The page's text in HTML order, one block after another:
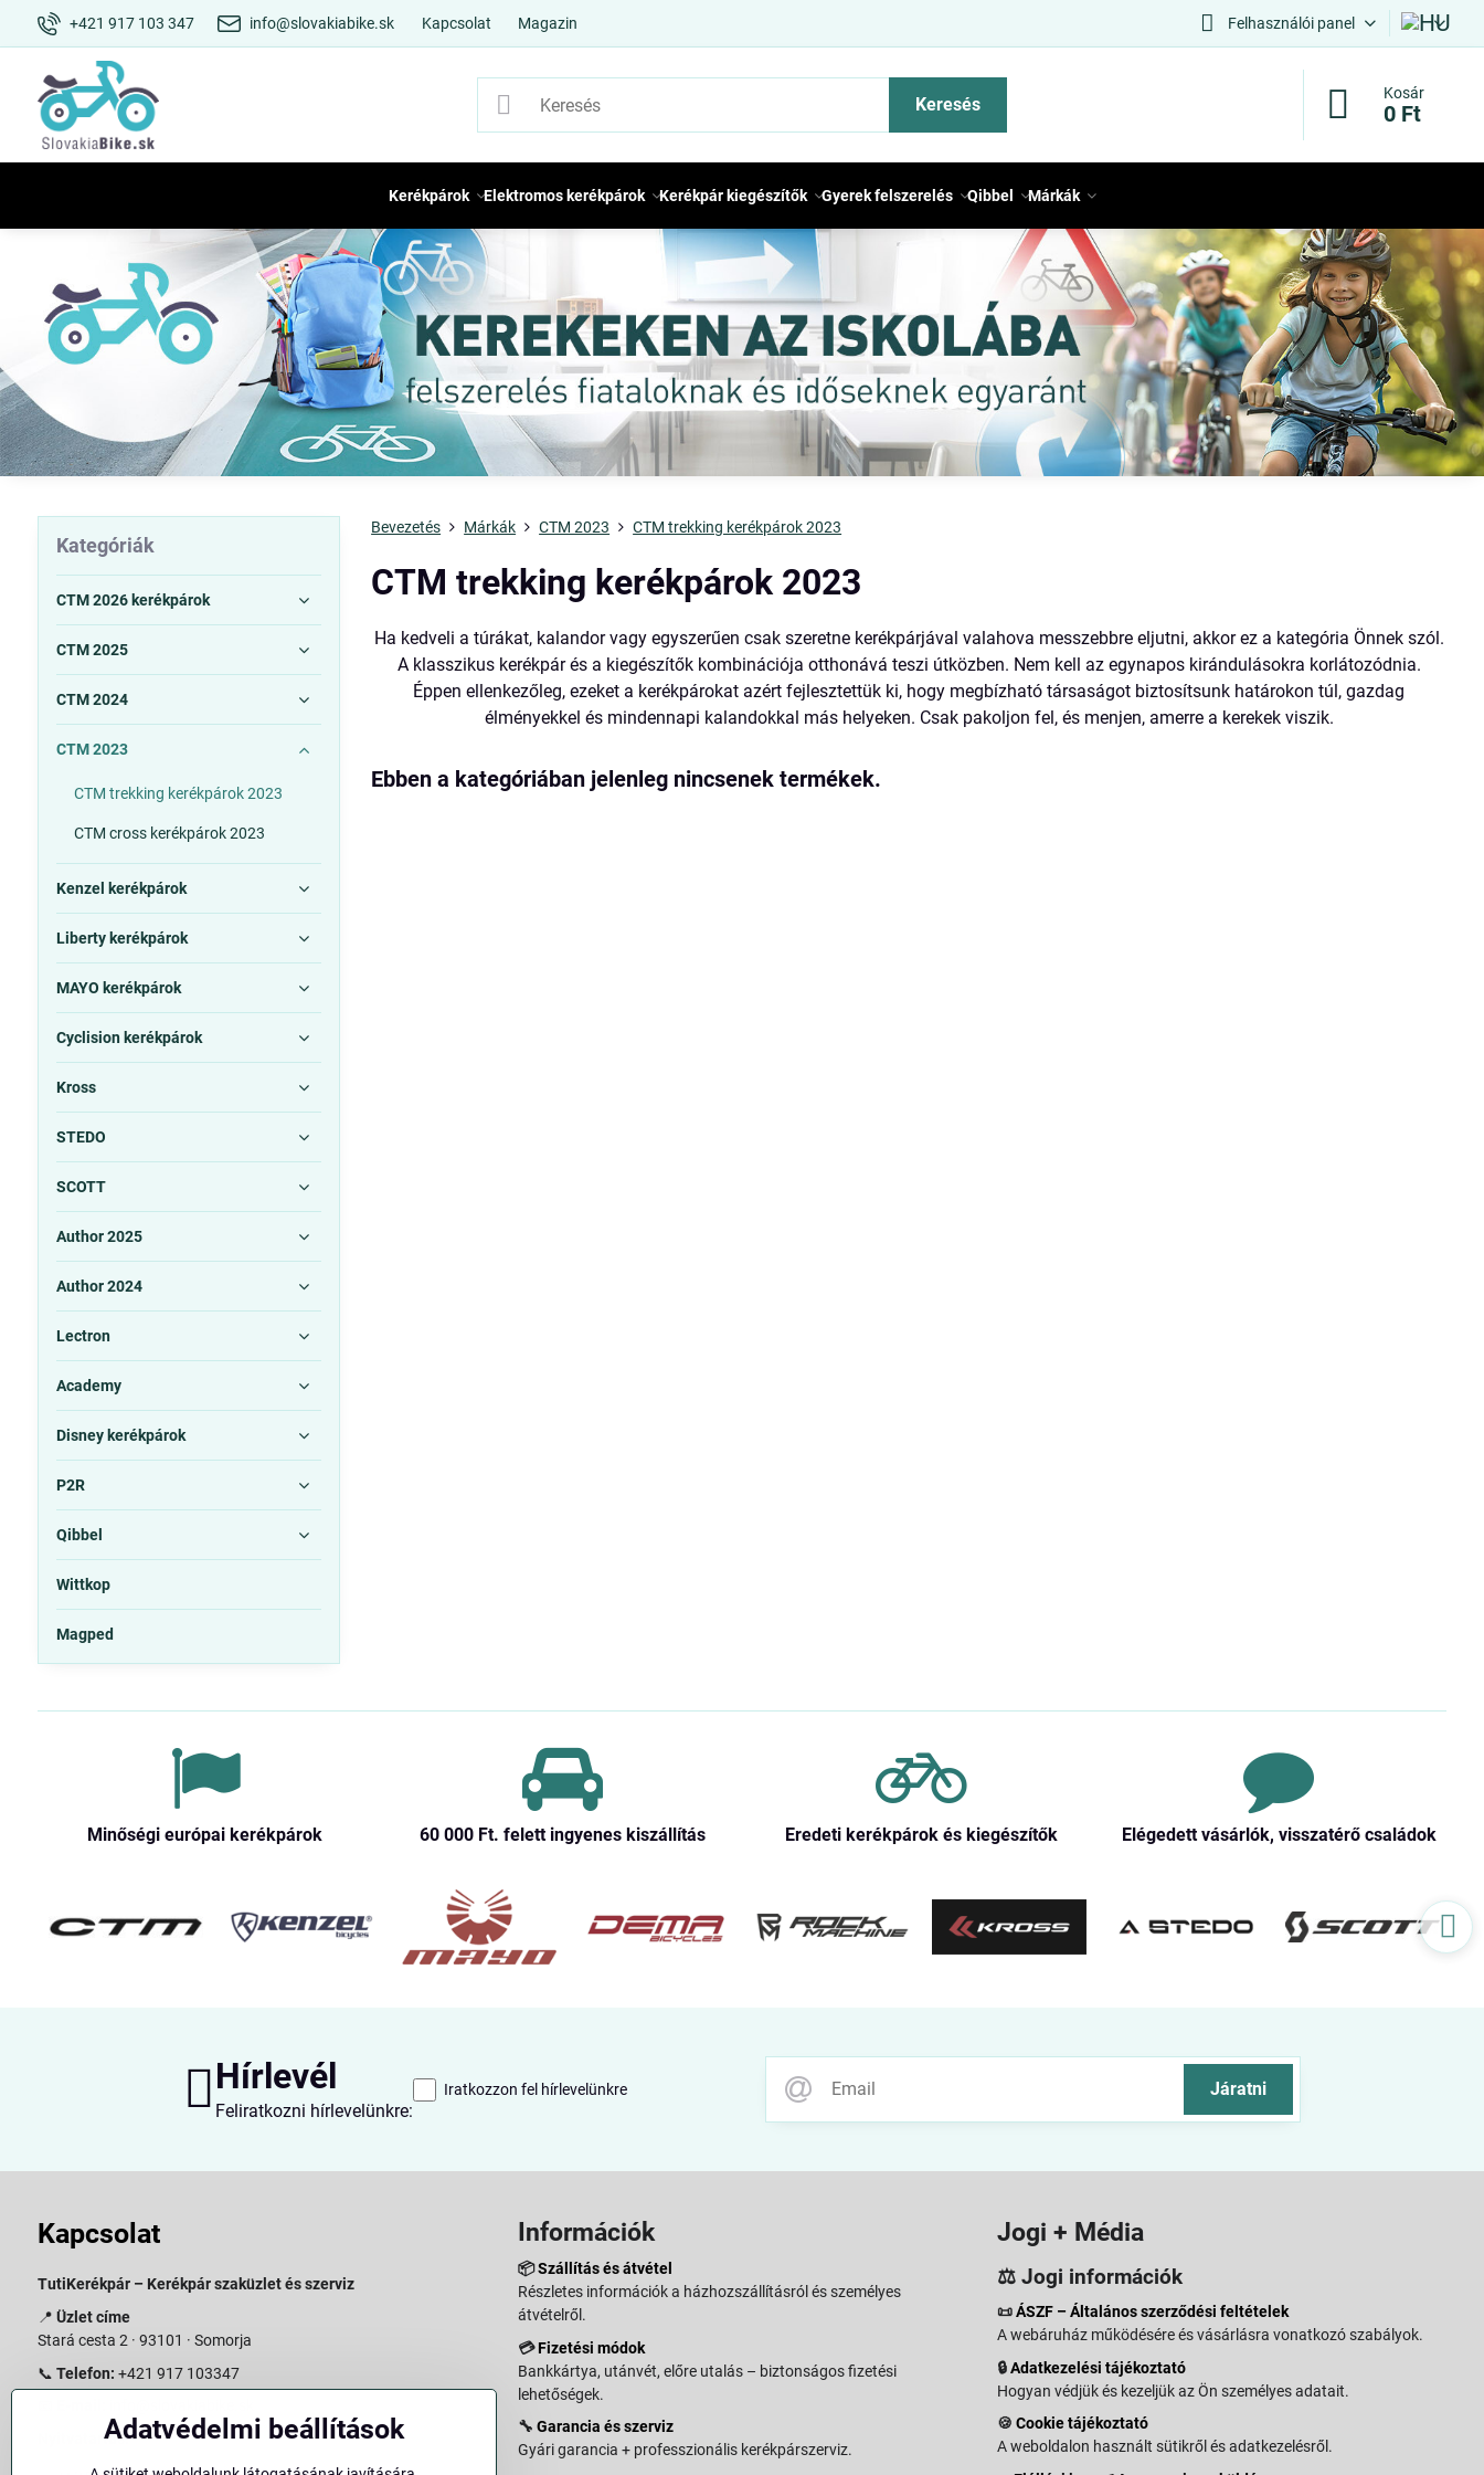
+421 917 103 347 info@slovakiabike.sk Kapcsolat Magazin Felhasználói panel
Keresés
Kosár
0 Ft
Kerékpárok Elektromos kerékpárok Kerékpár kiegészítők Gyerek felszerelés Qibbel Márkák
Bevezetés Márkák CTM 2023 CTM trekking kerékpárok 2023
CTM trekking kerékpárok 2023
Ha kedveli a túrákat, kalandor vagy egyszerűen csak szeretne kerékpárjával valahova messzebbre eljutni, akkor ez a kategória Önnek szól.
A klasszikus kerékpár és a kiegészítők kombinációja otthonává teszi útközben. Nem kell az egynapos kirándulásokra korlátozódnia.
Éppen ellenkezőleg, ezeket a kerékpárokat azért fejlesztettük ki, hogy megbízható társaságot biztosítsunk határokon túl, gazdag
élményekkel és mindennapi kalandokkal más helyeken. Csak pakoljon fel, és menjen, amerre a kerekek viszik.
Kategóriák
CTM 2026 kerékpárok
CTM 2025
CTM 2024
CTM 2023
CTM trekking kerékpárok 2023
CTM cross kerékpárok 2023
Kenzel kerékpárok
Liberty kerékpárok
MAYO kerékpárok
Cyclision kerékpárok
Kross
STEDO
SCOTT
Author 2025
Author 2024
Lectron
Academy
Disney kerékpárok
P2R
Qibbel
Wittkop
Magped
Minőségi európai kerékpárok 60 000 Ft​. felett ingyenes kiszállítás Eredeti kerékpárok és kiegészítők Elégedett vásárlók, visszatérő családok
Hírlevél
Feliratkozni hírlevelünkre:
Járatni
Iratkozzon fel hírlevelünkre
Kapcsolat
TutiKerékpár – Kerékpár szaküzlet és szerviz
📍 Üzlet címe
Stará cesta 2 · 93101 · Somorja
📞 Telefon: +421 917 103347
Nyitvatartás:
Információk
📦Szállítás és átvétel
Részletes információk a házhozszállításról és személyes
átvételről.
💳Fizetési módok
Bankkártya, utánvét, előre utalás – biztonságos fizetési
lehetőségek.
🔧 Garancia és szerviz
Gyári garancia + professzionális kerékpárszerviz.
Jogi + Média
⚖️ Jogi információk
📜ÁSZF – Általános szerződési feltételek
A webáruház működésére és vásárlásra vonatkozó szabályok.
🔒Adatkezelési tájékoztató
Hogyan védjük és kezeljük az Ön személyes adatait.
🍪Cookie tájékoztató
A weboldalon használt sütikről és adatkezelésről.
Adatvédelmi beállítások